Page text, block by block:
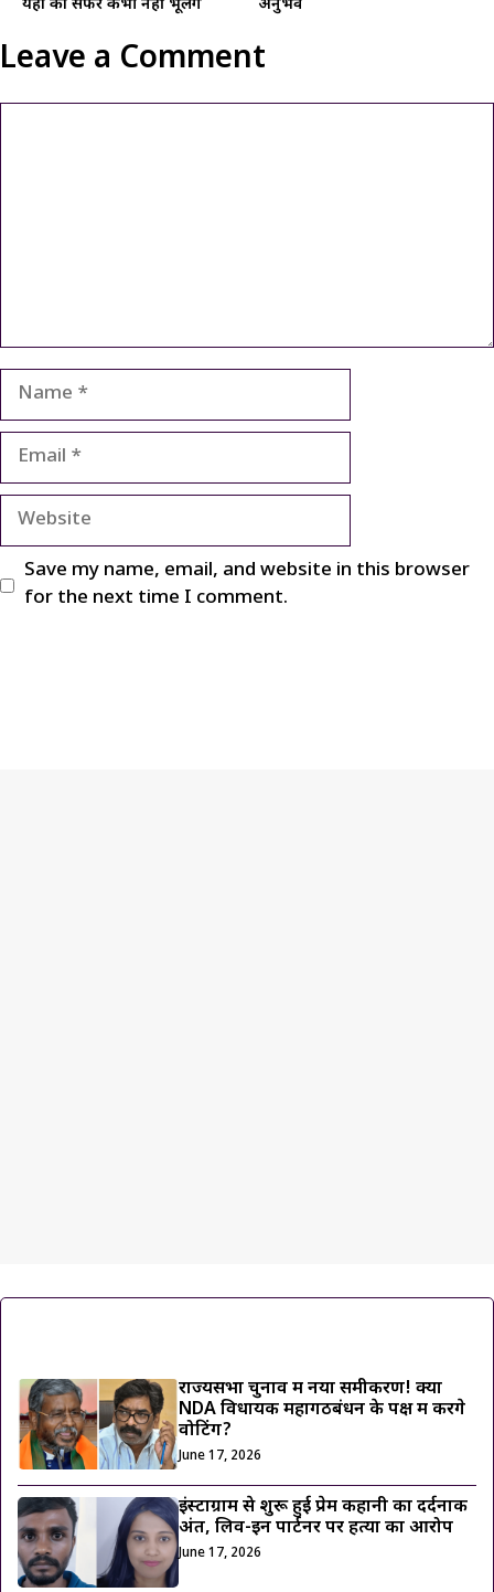
यहां का सफर कभी नहीं भूलेंगे अनुभव
Leave a Comment
Name
Email
Website
Save my name, email, and website in this browser
for the next time I comment.
राज्यसभा चुनाव में नया समीकरण! क्या
NDA विधायक महागठबंधन के पक्ष में करेंगे
वोटिंग?
June 17, 2026
इंस्टाग्राम से शुरू हुई प्रेम कहानी का दर्दनाक
अंत, लिव-इन पार्टनर पर हत्या का आरोप
June 17, 2026